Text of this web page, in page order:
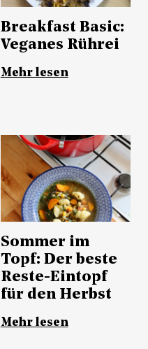
Breakfast Basic:
Veganes Rührei
Mehr lesen
Sommer im
Topf: Der beste
Reste-Eintopf
für den Herbst
Mehr lesen